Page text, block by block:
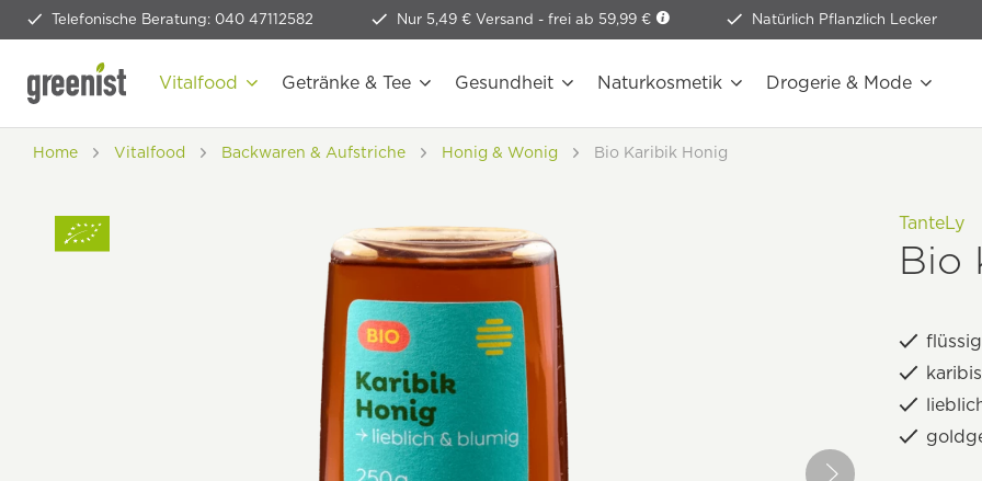
Telefonische Beratung: 040 47112582 Nur 5,49 € Versand - frei ab 59,99 € Natürlich Pflanzlich Lecker
Vitalfood Getränke & Tee Gesundheit Naturkosmetik Drogerie & Mode
Home Vitalfood Backwaren & Aufstriche Honig & Wonig Bio Karibik Honig
TanteLy
Bio
flüssig